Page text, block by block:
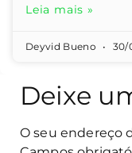
Leia mais »
Deyvid Bueno 30/
Deixe
O seu endereço